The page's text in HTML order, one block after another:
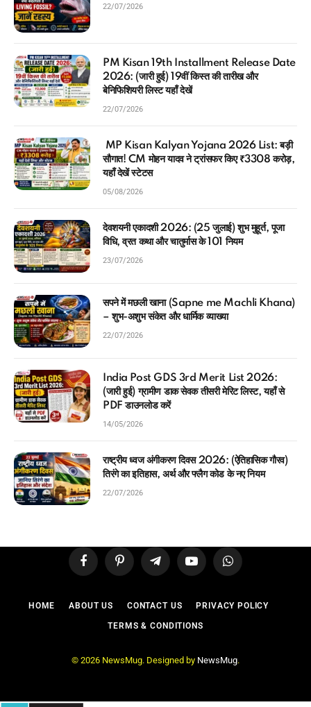
22/07/2026
PM Kisan 19th Installment Release Date
2026: (जारी हुई) 19वीं किस्त की तारीख और
बेनिफिशियरी लिस्ट यहाँ देखें
22/07/2026
MP Kisan Kalyan Yojana 2026 List: बड़ी
सौगात! CM मोहन यादव ने ट्रांसफर किए ₹3308 करोड़,
यहाँ देखें स्टेटस
05/08/2026
देवशयनी एकादशी 2026: (25 जुलाई) शुभ मुहूर्त, पूजा
विधि, व्रत कथा और चातुर्मास के 101 नियम
23/07/2026
सपने में मछली खाना (Sapne me Machli Khana)
– शुभ-अशुभ संकेत और धार्मिक व्याख्या
22/07/2026
India Post GDS 3rd Merit List 2026:
(जारी हुई) ग्रामीण डाक सेवक तीसरी मेरिट लिस्ट, यहाँ से
PDF डाउनलोड करें
14/05/2026
राष्ट्रीय ध्वज अंगीकरण दिवस 2026: (ऐतिहासिक गौरव)
तिरंगे का इतिहास, अर्थ और फ्लैग कोड के नए नियम
22/07/2026
FacebookPinterest TelegramYouTubeWhatsApp
HOME ABOUT US CONTACT US PRIVACY POLICY
TERMS & CONDITIONS
© 2026 NewsMug. Designed by NewsMug.